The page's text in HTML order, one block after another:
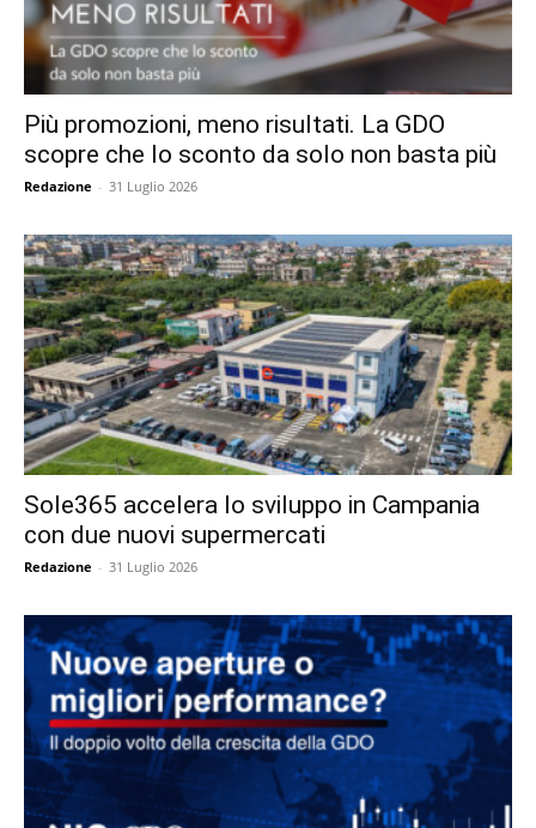
Più promozioni, meno risultati. La GDO
scopre che lo sconto da solo non basta più
Redazione - 31 Luglio 2026
Sole365 accelera lo sviluppo in Campania
con due nuovi supermercati
Redazione - 31 Luglio 2026